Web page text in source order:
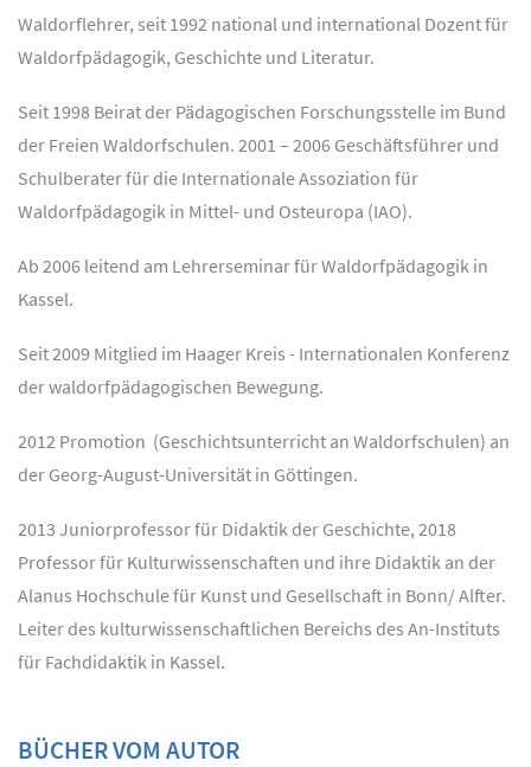
Waldorflehrer, seit 1992 national und international Dozent für
Waldorfpädagogik, Geschichte und Literatur.
Seit 1998 Beirat der Pädagogischen Forschungsstelle im Bund
der Freien Waldorfschulen. 2001 – 2006 Geschäftsführer und
Schulberater für die Internationale Assoziation für
Waldorfpädagogik in Mittel- und Osteuropa (IAO).
Ab 2006 leitend am Lehrerseminar für Waldorfpädagogik in
Kassel.
Seit 2009 Mitglied im Haager Kreis - Internationalen Konferenz
der waldorfpädagogischen Bewegung.
2012 Promotion (Geschichtsunterricht an Waldorfschulen) an
der Georg-August-Universität in Göttingen.
2013 Juniorprofessor für Didaktik der Geschichte, 2018
Professor für Kulturwissenschaften und ihre Didaktik an der
Alanus Hochschule für Kunst und Gesellschaft in Bonn/ Alfter.
Leiter des kulturwissenschaftlichen Bereichs des An-Instituts
für Fachdidaktik in Kassel.
BÜCHER VOM AUTOR